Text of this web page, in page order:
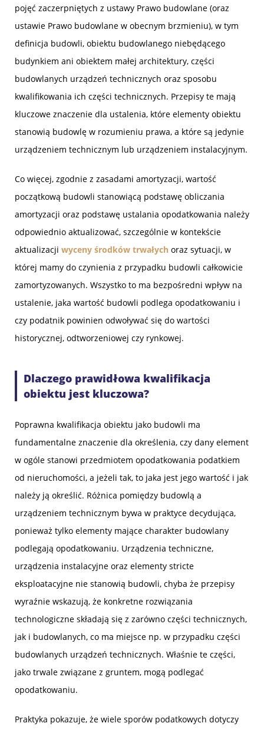
pojęć zaczerpniętych z ustawy Prawo budowlane (oraz
ustawie Prawo budowlane w obecnym brzmieniu), w tym
definicja budowli, obiektu budowlanego niebędącego
budynkiem ani obiektem małej architektury, części
budowlanych urządzeń technicznych oraz sposobu
kwalifikowania ich części technicznych. Przepisy te mają
kluczowe znaczenie dla ustalenia, które elementy obiektu
stanowią budowlę w rozumieniu prawa, a które są jedynie
urządzeniem technicznym lub urządzeniem instalacyjnym.
Co więcej, zgodnie z zasadami amortyzacji, wartość
początkową budowli stanowiącą podstawę obliczania
amortyzacji oraz podstawę ustalania opodatkowania należy
odpowiednio aktualizować, szczególnie w kontekście
aktualizacji wyceny środków trwałych oraz sytuacji, w
której mamy do czynienia z przypadku budowli całkowicie
zamortyzowanych. Wszystko to ma bezpośredni wpływ na
ustalenie, jaka wartość budowli podlega opodatkowaniu i
czy podatnik powinien odwoływać się do wartości
historycznej, odtworzeniowej czy rynkowej.
Dlaczego prawidłowa kwalifikacja
obiektu jest kluczowa?
Poprawna kwalifikacja obiektu jako budowli ma
fundamentalne znaczenie dla określenia, czy dany element
w ogóle stanowi przedmiotem opodatkowania podatkiem
od nieruchomości, a jeżeli tak, to jaka jest jego wartość i jak
należy ją określić. Różnica pomiędzy budowlą a
urządzeniem technicznym bywa w praktyce decydująca,
ponieważ tylko elementy mające charakter budowlany
podlegają opodatkowaniu. Urządzenia techniczne,
urządzenia instalacyjne oraz elementy stricte
eksploatacyjne nie stanowią budowli, chyba że przepisy
wyraźnie wskazują, że konkretne rozwiązania
technologiczne składają się z zarówno części technicznych,
jak i budowlanych, co ma miejsce np. w przypadku części
budowlanych urządzeń technicznych. Właśnie te części,
jako trwale związane z gruntem, mogą podlegać
opodatkowaniu.
Praktyka pokazuje, że wiele sporów podatkowych dotyczy